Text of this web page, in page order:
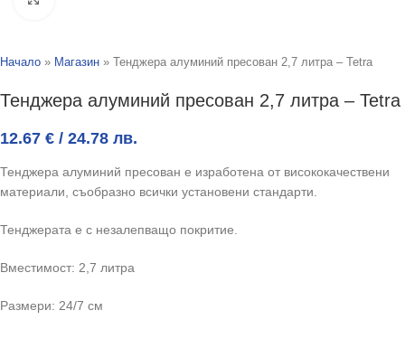
Начало » Магазин » Тенджера алуминий пресован 2,7 литра – Tetra
Тенджера алуминий пресован 2,7 литра – Tetra
12.67 € / 24.78 лв.
Тенджера алуминий пресован е изработена от висококачествени
материали, съобразно всички установени стандарти.
Тенджерата е с незалепващо покритие.
Вместимост: 2,7 литра
Размери: 24/7 см